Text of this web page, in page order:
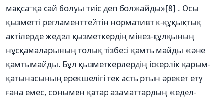
мақсатқа сай болуы тиіс деп болжайды»[8] . Осы
қызметті регламенттейтін нормативтік-құқықтық
актілерде жедел қызметкердің мінез-құлқының
нұсқамаларының толық тізбесі қамтымайды және
қамтымайды. Бұл қызметкерлердің іскерлік қарым-
қатынасының ерекшелігі тек астыртын әрекет ету
ғана емес, сонымен қатар азаматтардың жедел-